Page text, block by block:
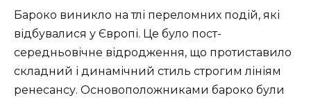
Бароко виникло на тлі переломних подій, які
відбувалися у Європі. Це було пост-
середньовічне відродження, що протиставило
складний і динамічний стиль строгим лініям
ренесансу. Основоположниками бароко були